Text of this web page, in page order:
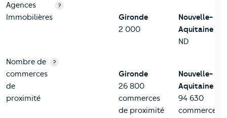
Agences
Immobilières
?
Gironde
2 000
Nouvelle-
Aquitaine
ND
Nombre de
commerces
de
proximité
?
Gironde
26 800
commerces
de proximité
Nouvelle-
Aquitaine
94 630
commerces